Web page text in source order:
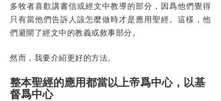
多牧者喜歡講書信或經文中教導的部分，因爲他們覺得
只有當他們告訴人該怎麼做時才是應用聖經。這樣，他
們避開了經文中的教義或敘事部分。
然而，我要介紹更好的方法。
整本聖經的應用都當以上帝爲中心，以基
督爲中心